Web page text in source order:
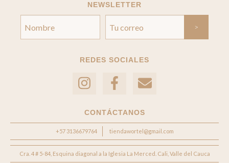
NEWSLETTER
REDES SOCIALES
CONTÁCTANOS
+57 3136679764 tiendawortel@gmail.com
Cra. 4 # 5-84, Esquina diagonal a la Iglesia La Merced. Cali, Valle del Cauca